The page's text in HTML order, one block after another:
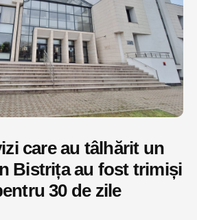
care au tâlhărit un
Bistrița au fost trimiși
30 de zile